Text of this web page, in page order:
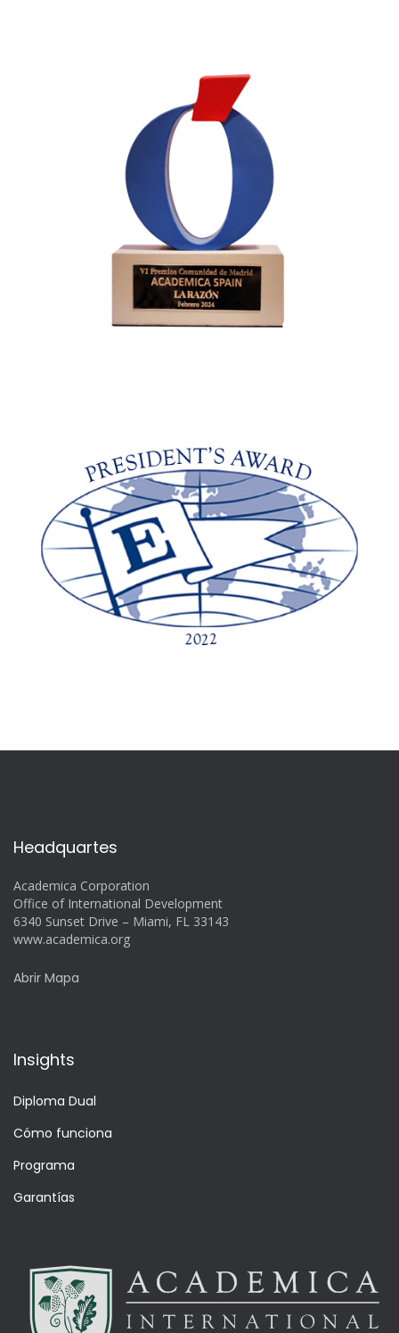
Headquartes
Academica Corporation
Office of International Development
6340 Sunset Drive – Miami, FL 33143
www.academica.org
Abrir Mapa
Insights
Diploma Dual
Cómo funciona
Programa
Garantías